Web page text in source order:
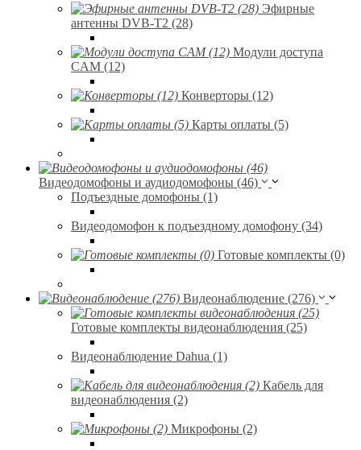
Эфирные
антенны DVB-T2 (28)
Модули доступа
CAM (12)
Конверторы (12)
Карты оплаты (5)
Видеодомофоны и аудиодомофоны (46)
Подъездные домофоны (1)
Видеодомофон к подъездному домофону (34)
Готовые комплекты (0)
Видеонаблюдение (276)
Готовые комплекты видеонаблюдения (25)
Видеонаблюдение Dahua (1)
Кабель для
видеонаблюдения (2)
Микрофоны (2)